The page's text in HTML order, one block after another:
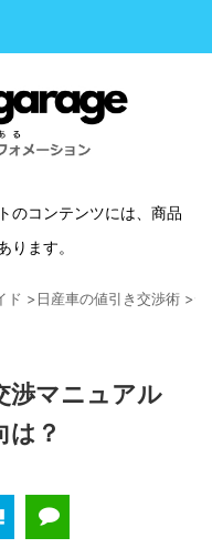
のコンテンツには、商品
ります。
ド >日産車の値引き交渉術 >デ
渉マニュアル
？